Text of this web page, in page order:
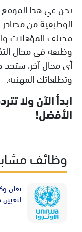
نحن في هذا
الوظيفية من مصادر
مختلف المؤهلات
وظيفة في مجال
أي مجال آخر،
وتطلعاتك المهنية.
ابدأ الآن ولا
الأفضل!
وظائف
Image تعلن